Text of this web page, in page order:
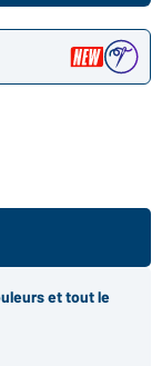
et tout le